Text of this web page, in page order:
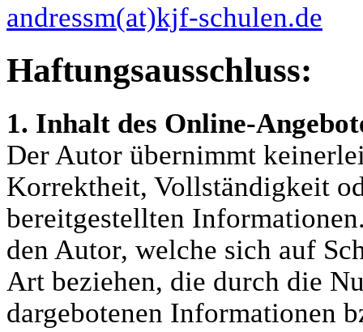
andressm(at)kjf-schulen.de
Haftungsausschluss:
1. Inhalt des Online-
Der Autor übernimmt
Korrektheit, Vollständigkeit
bereitgestellten
den Autor, welche sich auf
Art beziehen, die durch die
dargebotenen Informationen